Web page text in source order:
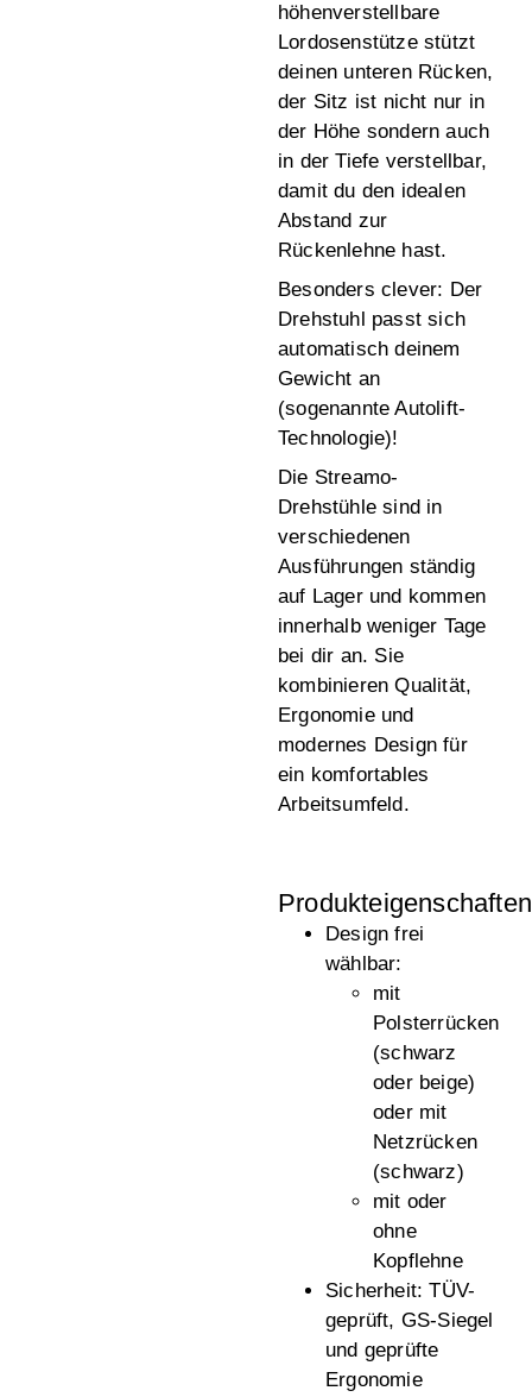
höhenverstellbare
Lordosenstütze stützt
deinen unteren Rücken,
der Sitz ist nicht nur in
der Höhe sondern auch
in der Tiefe verstellbar,
damit du den idealen
Abstand zur
Rückenlehne hast.
Besonders clever: Der
Drehstuhl passt sich
automatisch deinem
Gewicht an
(sogenannte Autolift-
Technologie)!
Die Streamo-
Drehstühle sind in
verschiedenen
Ausführungen ständig
auf Lager und kommen
innerhalb weniger Tage
bei dir an. Sie
kombinieren Qualität,
Ergonomie und
modernes Design für
ein komfortables
Arbeitsumfeld.
Produkteigenschaften
Design frei
wählbar:
mit
Polsterrücken
(schwarz
oder beige)
oder mit
Netzrücken
(schwarz)
mit oder
ohne
Kopflehne
Sicherheit: TÜV-
geprüft, GS-Siegel
und geprüfte
Ergonomie